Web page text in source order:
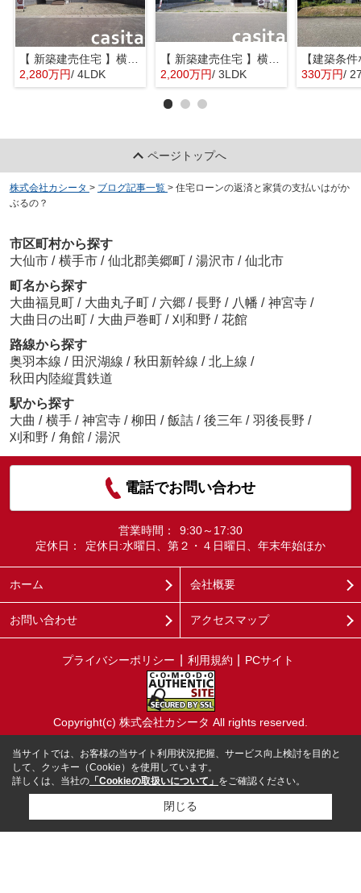
【 新築建売住宅 】横手市八幡字長者町No58 横手北小学校区のオール電化 4LDK
2,280万円/ 4LDK
【 新築建売住宅 】横手市八幡字長者町No50 横手北小学校区のオール電化 3LDK
2,200万円/ 3LDK 330万円/
ページトップへ
株式会社カシータ > ブログ記事一覧 > 住宅ローンの返済と家賃の支払いはがか
ぶるの？
市区町村から探す
大仙市 / 横手市 / 仙北郡美郷町 / 湯沢市 / 仙北市
町名から探す
大曲福見町 / 大曲丸子町 / 六郷 / 長野 / 八幡 / 神宮寺 /
大曲日の出町 / 大曲戸巻町 / 刈和野 / 花館
路線から探す
奥羽本線 / 田沢湖線 / 秋田新幹線 / 北上線 /
秋田内陸縦貫鉄道
駅から探す
大曲 / 横手 / 神宮寺 / 柳田 / 飯詰 / 後三年 / 羽後長野 /
刈和野 / 角館 / 湯沢
電話でお問い合わせ
営業時間：
9:30～17:30
定休日：
定休日:水曜日、第２・４日曜日、年末年始ほか
ホーム 会社概要
お問い合わせ アクセスマップ
プライバシーポリシー 利用規約 PCサイト
Copyright(c) 株式会社カシータ All rights reserved.
当サイトでは、お客様の当サイト利用状況把握、サービス向上検討を目的と
して、クッキー（Cookie）を使用しています。
詳しくは、当社の 「Cookieの取扱いについて」 をご確認ください。
閉じる